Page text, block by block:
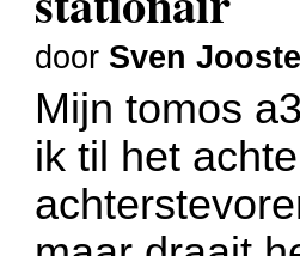
door Sven
Mijn tomos
ik til het